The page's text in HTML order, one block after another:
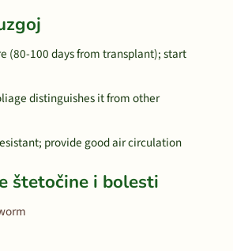
(80-100 days from transplant); start
distinguishes it from other
provide good air circulation
štetočine i bolesti